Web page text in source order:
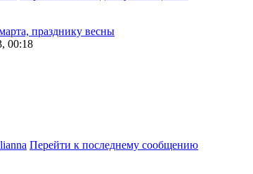
празднику весны
00:18
Перейти к последнему сообщению